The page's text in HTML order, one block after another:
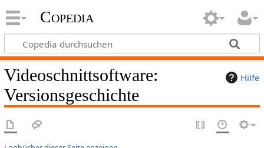
Copedia
Hilfe
Videoschnittsoftware:
Versionsgeschichte